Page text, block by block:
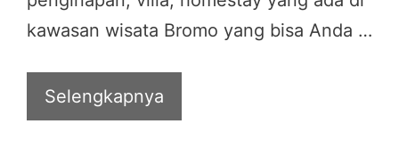
kawasan wisata Bromo yang bisa Anda …
Selengkapnya